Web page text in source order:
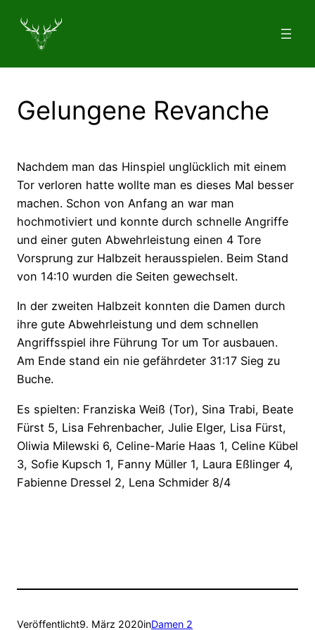
Inhalt
springen
Gelungene Revanche
Nachdem man das Hinspiel unglücklich mit einem
Tor verloren hatte wollte man es dieses Mal besser
machen. Schon von Anfang an war man
hochmotiviert und konnte durch schnelle Angriffe
und einer guten Abwehrleistung einen 4 Tore
Vorsprung zur Halbzeit herausspielen. Beim Stand
von 14:10 wurden die Seiten gewechselt.
In der zweiten Halbzeit konnten die Damen durch
ihre gute Abwehrleistung und dem schnellen
Angriffsspiel ihre Führung Tor um Tor ausbauen.
Am Ende stand ein nie gefährdeter 31:17 Sieg zu
Buche.
Es spielten: Franziska Weiß (Tor), Sina Trabi, Beate
Fürst 5, Lisa Fehrenbacher, Julie Elger, Lisa Fürst,
Oliwia Milewski 6, Celine-Marie Haas 1, Celine Kübel
3, Sofie Kupsch 1, Fanny Müller 1, Laura Eßlinger 4,
Fabienne Dressel 2, Lena Schmider 8/4
Veröffentlicht9. März 2020inDamen 2